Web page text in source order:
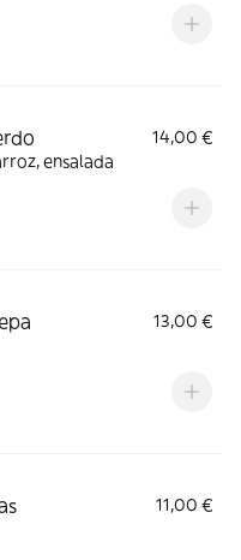
14,00 €
ensalada
13,00 €
11,00 €